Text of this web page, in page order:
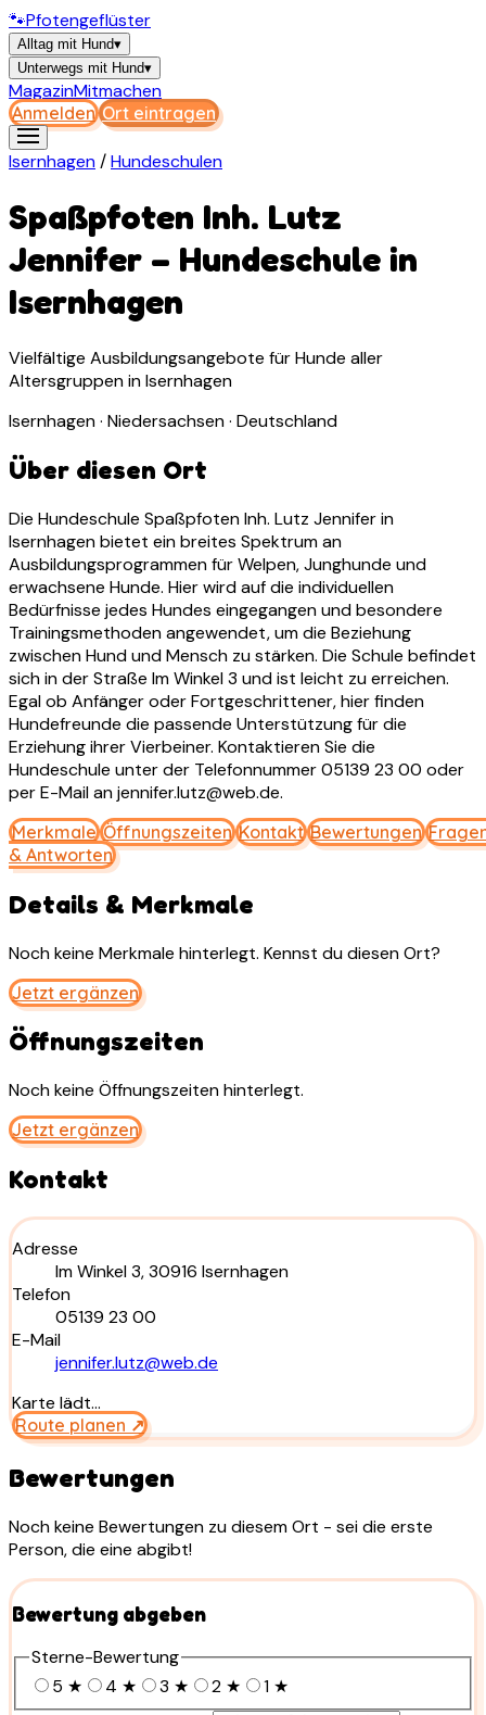
🐾Pfotengeflüster
Alltag mit Hund▾
Unterwegs mit Hund▾
MagazinMitmachen
Anmelden Ort eintragen
Isernhagen/Hundeschulen
Spaßpfoten Inh. Lutz
Jennifer – Hundeschule in
Isernhagen
Vielfältige Ausbildungsangebote für Hunde aller
Altersgruppen in Isernhagen
Isernhagen · Niedersachsen · Deutschland
Über diesen Ort
Die Hundeschule Spaßpfoten Inh. Lutz Jennifer in
Isernhagen bietet ein breites Spektrum an
Ausbildungsprogrammen für Welpen, Junghunde und
erwachsene Hunde. Hier wird auf die individuellen
Bedürfnisse jedes Hundes eingegangen und besondere
Trainingsmethoden angewendet, um die Beziehung
zwischen Hund und Mensch zu stärken. Die Schule befindet
sich in der Straße Im Winkel 3 und ist leicht zu erreichen.
Egal ob Anfänger oder Fortgeschrittener, hier finden
Hundefreunde die passende Unterstützung für die
Erziehung ihrer Vierbeiner. Kontaktieren Sie die
Hundeschule unter der Telefonnummer 05139 23 00 oder
per E-Mail an jennifer.lutz@web.de.
Merkmale Öffnungszeiten Kontakt Bewertungen
& Antworten
Details & Merkmale
Noch keine Merkmale hinterlegt. Kennst du diesen Ort?
Jetzt ergänzen
Öffnungszeiten
Noch keine Öffnungszeiten hinterlegt.
Jetzt ergänzen
Kontakt
Adresse
Im Winkel 3, 30916 Isernhagen
Telefon
05139 23 00
E-Mail
jennifer.lutz@web.de
Karte lädt…
Route planen ↗
Bewertungen
Noch keine Bewertungen zu diesem Ort - sei die erste
Person, die eine abgibt!
Bewertung abgeben
Sterne-Bewertung
5 ★ 4 ★ 3 ★ 2 ★ 1 ★